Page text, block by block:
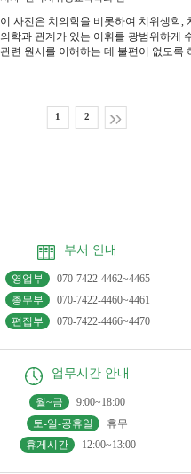
이 사전은 치의학을 비롯하여 치위생학,
의학과 관계가 있는 어휘를 광범위하게
관련 원서를 이해하는 데 불편이 없도록
1 2
부서 안내
영업부
070-7422-4462~4465
총무부
070-7422-4460~4461
편집부
070-7422-4466~4470
업무시간 안내
월~금
9:00~18:00
토-일-공휴일
휴무
휴게시간
12:00~13:00